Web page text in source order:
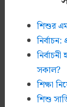
শিশুর
সকাল?
শিক্ষা
শিশু